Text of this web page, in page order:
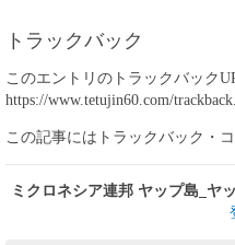
トラックバック
このエントリのトラックバック
https://www.tetujin60.com/
この記事にはトラックバック・
ミクロネシア連邦 ヤップ島_ヤ